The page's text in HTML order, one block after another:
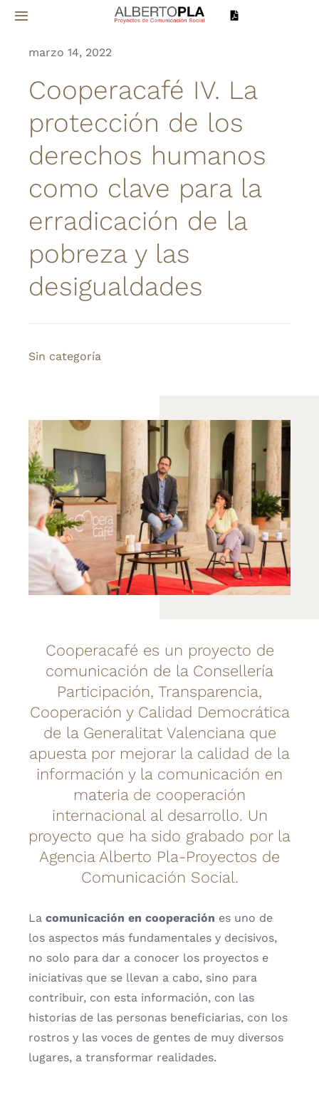
Saltar
contenido
Toggle
Sobre mí
Proyectos
Servicios
Noticias
Contacto
marzo 14, 2022
Cooperacafé IV. La
protección de los
derechos humanos
como clave para la
erradicación de la
pobreza y las
desigualdades
Sin categoría
Cooperacafé es un proyecto de
comunicación de la Consellería
Participación, Transparencia,
Cooperación y Calidad Democrática
de la Generalitat Valenciana que
apuesta por mejorar la calidad de la
información y la comunicación en
materia de cooperación
internacional al desarrollo. Un
proyecto que ha sido grabado por la
Agencia Alberto Pla-Proyectos de
Comunicación Social.
La comunicación en cooperación es uno de
los aspectos más fundamentales y decisivos,
no solo para dar a conocer los proyectos e
iniciativas que se llevan a cabo, sino para
contribuir, con esta información, con las
historias de las personas beneficiarias, con los
rostros y las voces de gentes de muy diversos
lugares, a transformar realidades.